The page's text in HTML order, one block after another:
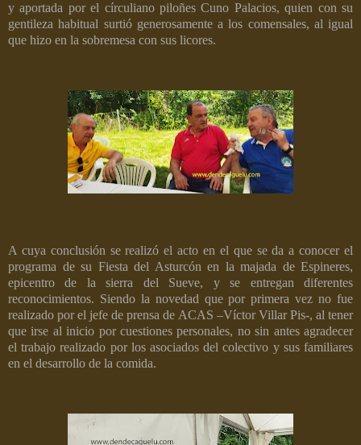
y aportada por el círculiano piloñes Cuno Palacios, quien con su
gentileza habitual surtió generosamente a los comensales, al igual
que hizo en la sobremesa con sus licores.
A cuya conclusión se realizó el acto en el que se da a conocer el
programa de su Fiesta del Asturcón en la majada de Espineres,
epicentro de la sierra del Sueve, y se entregan diferentes
reconocimientos. Siendo la novedad que por primera vez no fue
realizado por el jefe de prensa de ACAS –Víctor Villar Pis-, al tener
que irse al inicio por cuestiones personales, no sin antes agradecer
el trabajo realizado por los asociados del colectivo y sus familiares
en el desarrollo de la comida.